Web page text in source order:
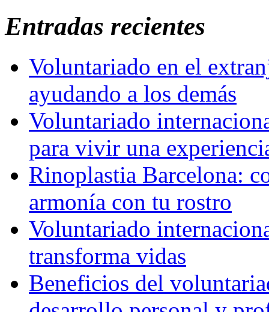
Entradas recientes
Voluntariado en el
ayudando a los demás
Voluntariado
para vivir una
Rinoplastia Barcelona:
armonía con tu rostro
Voluntariado
transforma vidas
Beneficios del